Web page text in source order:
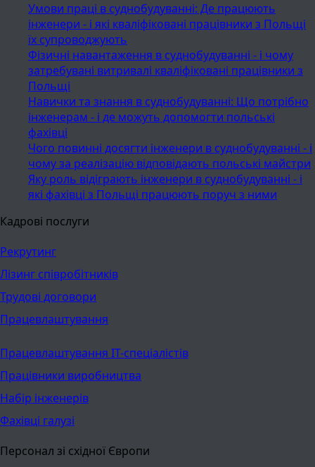
Умови праці в суднобудуванні: Де працюють
інженери - і які кваліфіковані працівники з Польщі
їх супроводжують
Фізичні навантаження в суднобудуванні - і чому
затребувані витривалі кваліфіковані працівники з
Польщі
Навички та знання в суднобудуванні: Що потрібно
інженерам - і де можуть допомогти польські
фахівці
Чого повинні досягти інженери в суднобудуванні - і
чому за реалізацію відповідають польські майстри
Яку роль відіграють інженери в суднобудуванні - і
які фахівці з Польщі працюють поруч з ними
Кадрові послуги
Рекрутинг
Лізинг співробітників
Трудові договори
Працевлаштування
Працевлаштування ІТ-спеціалістів
Працівники виробництва
Набір інженерів
Фахівці галузі
Персонал зі східної Європи